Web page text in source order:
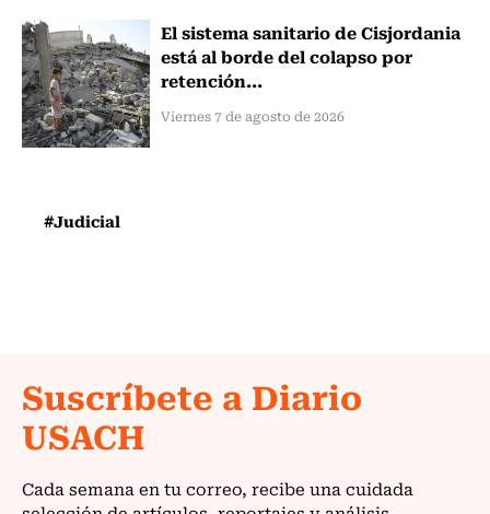
El sistema sanitario de Cisjordania
está al borde del colapso por
retención...
Viernes 7 de agosto de 2026
#Judicial